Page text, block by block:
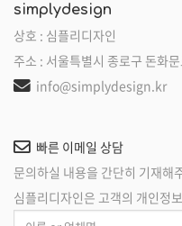
simplydesign
상호 : 심플리디자인
주소 : 서울특별시 종로구 돈화
info@simplydesign.kr
빠른 이메일 상담
문의하실 내용을 간단히 기재해
심플리디자인은 고객의 개인정